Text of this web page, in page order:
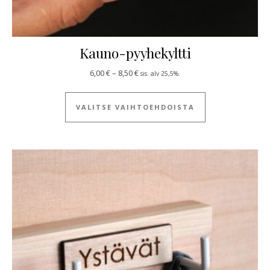
Kauno-pyyhekyltti
6,00€– 8,50€Hintaluokka: 6,00 € - 8,50 €
sis. alv 25,5%.
VALITSE VAIHTOEHDOISTA
Tällä tuotteella